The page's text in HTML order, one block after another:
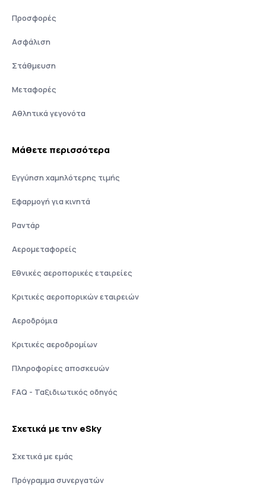
Προσφορές
Ασφάλιση
Στάθμευση
Μεταφορές
Αθλητικά γεγονότα
Μάθετε περισσότερα
Εγγύηση χαμηλότερης τιμής
Εφαρμογή για κινητά
Ραντάρ
Αερομεταφορείς
Εθνικές αεροπορικές εταιρείες
Κριτικές αεροπορικών εταιρειών
Αεροδρόμια
Κριτικές αεροδρομίων
Πληροφορίες αποσκευών
FAQ - Ταξιδιωτικός οδηγός
Σχετικά με την eSky
Σχετικά με εμάς
Πρόγραμμα συνεργατών